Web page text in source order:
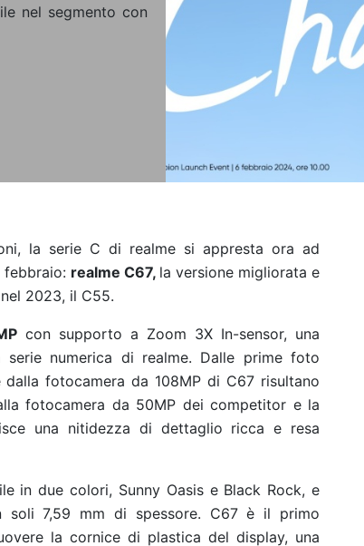
nel segmento con
la serie C di realme si appresta ora ad
febbraio: realme C67, la versione migliorata e
2023, il C55.
con supporto a Zoom 3X In-sensor, una
serie numerica di realme. Dalle prime foto
fotocamera da 108MP di C67 risultano
fotocamera da 50MP dei competitor e la
una nitidezza di dettaglio ricca e resa
in due colori, Sunny Oasis e Black Rock, e
7,59 mm di spessore. C67 è il primo
la cornice di plastica del display, una